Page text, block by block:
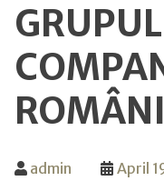
admin April